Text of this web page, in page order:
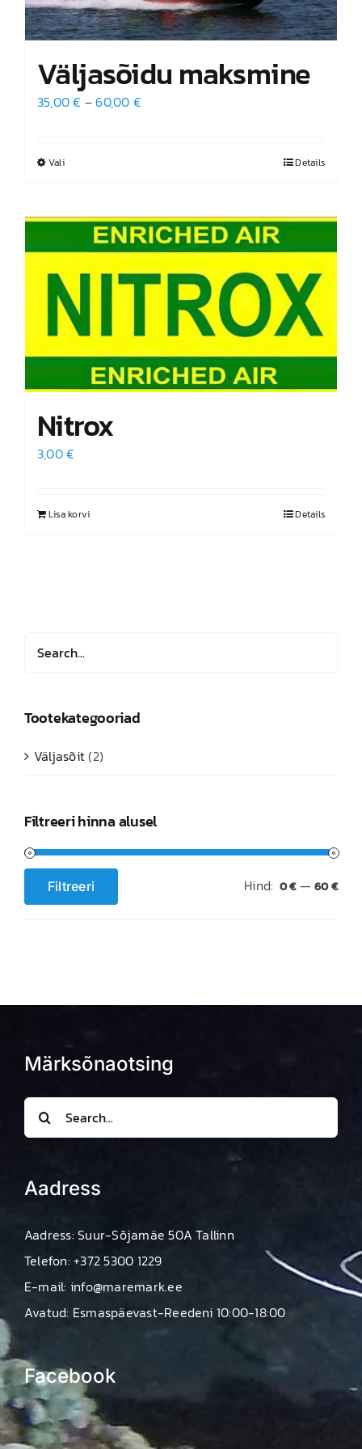
Väljasõidu maksmine
35,00€ –60,00 €
ValiSellel
varianti.
Valikuid
saab
teha
tootelehel.
Details
Nitrox
3,00€
Lisa korvi Details
Tootekategooriad
Väljasõit(2)
Filtreeri hinna alusel
Minimaalne
Maksimaalne
Filtreeri Hind: 0 €—60 €
Märksõnaotsing
Search
for:
Aadress
Aadress: Suur-Sõjamäe 50A Tallinn
Telefon: +372 5300 1229
E-mail: info@maremark.ee
Avatud: Esmaspäevast-Reedeni 10:00-18:00
Facebook